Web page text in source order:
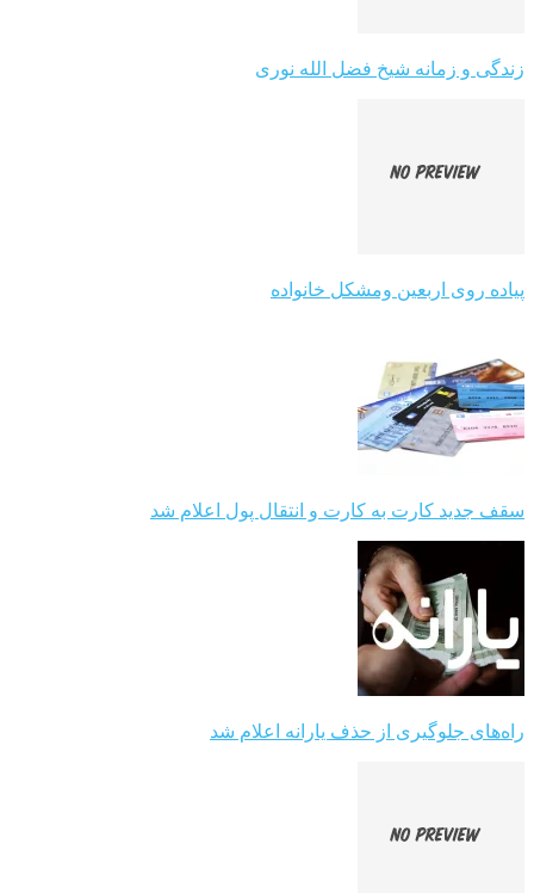
زندگی و زمانه شیخ فضل الله نوری
پیاده روی اربعین ومشکل خانواده
سقف جدید کارت به کارت و انتقال پول اعلام شد
راه‌های جلوگیری از حذف یارانه اعلام شد